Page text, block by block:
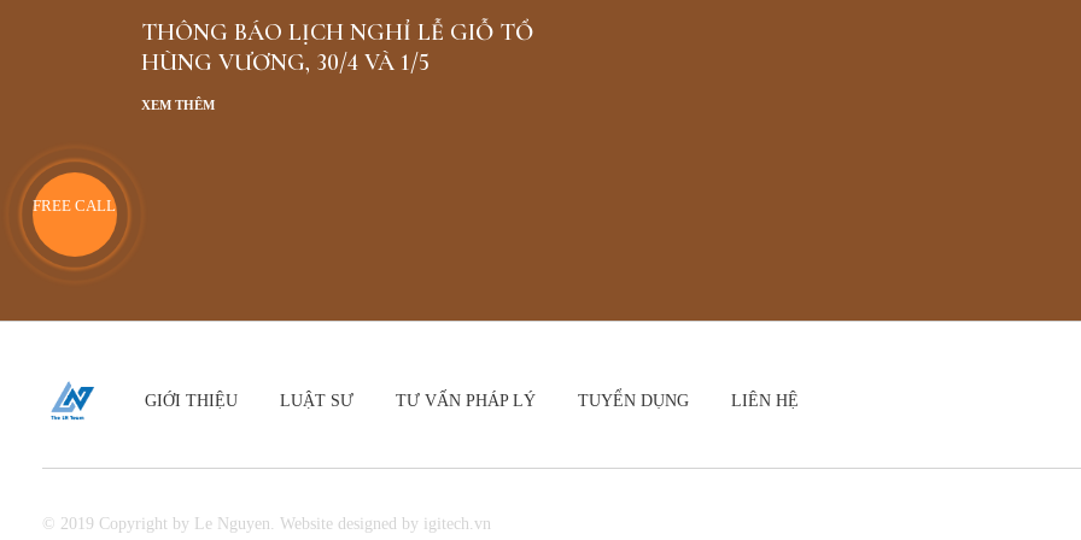
THÔNG BÁO LỊCH NGHỈ LỄ GIỖ TỔ
HÙNG VƯƠNG, 30/4 VÀ 1/5
XEM THÊM
© 2019 Copyright by Le Nguyen. Website designed by igitech.vn
GIỚI THIỆU LUẬT SƯ TƯ VẤN PHÁP LÝ TUYỂN DỤNG LIÊN HỆ
FREE CALL